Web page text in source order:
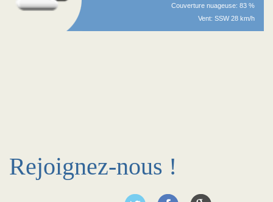
Couverture nuageuse: 83 %
Vent: SSW 28 km/h
Rejoignez-nous !